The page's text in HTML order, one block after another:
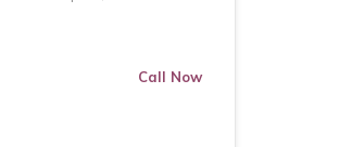
Call Now